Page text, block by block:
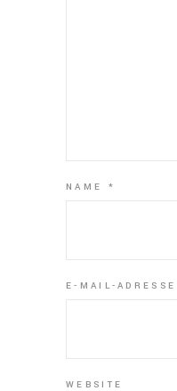
NAME *
E-MAIL-ADRESSE
WEBSITE